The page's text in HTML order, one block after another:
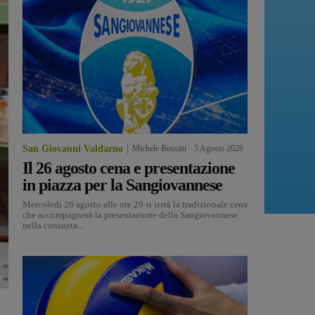
San Giovanni Valdarno Michele Bossini 5 Agosto 2026
Il 26 agosto cena e presentazione
in piazza per la Sangiovannese
Mercoledì 26 agosto alle ore 20 si terrà la tradizionale cena
che accompagnerà la presentazione della Sangiovannese
nella consueta...